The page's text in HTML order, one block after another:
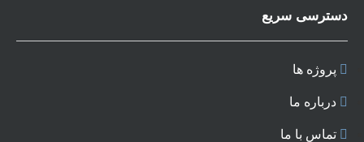
دسترسی سریع
پروژه ها
درباره ما
تماس با ما